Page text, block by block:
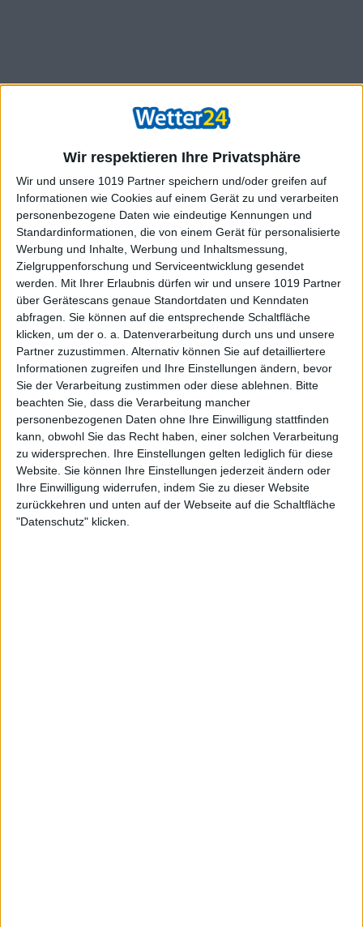
Wir respektieren Ihre Privatsphäre
Wir und unsere 1019 Partner speichern und/oder greifen auf
Informationen wie Cookies auf einem Gerät zu und verarbeiten
personenbezogene Daten wie eindeutige Kennungen und
Standardinformationen, die von einem Gerät für personalisierte
Werbung und Inhalte, Werbung und Inhaltsmessung,
Zielgruppenforschung und Serviceentwicklung gesendet
werden.
Mit Ihrer Erlaubnis dürfen wir und unsere 1019 Partner
über Gerätescans genaue Standortdaten und Kenndaten
abfragen. Sie können auf die entsprechende Schaltfläche
klicken, um der o. a. Datenverarbeitung durch uns und unsere
Partner zuzustimmen. Alternativ können Sie auf detailliertere
Informationen zugreifen und Ihre Einstellungen ändern, bevor
Sie der Verarbeitung zustimmen oder diese ablehnen.
Bitte
beachten Sie, dass die Verarbeitung mancher
personenbezogenen Daten ohne Ihre Einwilligung stattfinden
kann, obwohl Sie das Recht haben, einer solchen Verarbeitung
zu widersprechen. Ihre Einstellungen gelten lediglich für diese
Website. Sie können Ihre Einstellungen jederzeit ändern oder
Ihre Einwilligung widerrufen, indem Sie zu dieser Website
zurückkehren und unten auf der Webseite auf die Schaltfläche
"Datenschutz" klicken.